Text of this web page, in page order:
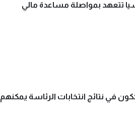
تتعهد بمواصلة مساعدة مالي
في نتائج انتخابات الرئاسة يمكنهم